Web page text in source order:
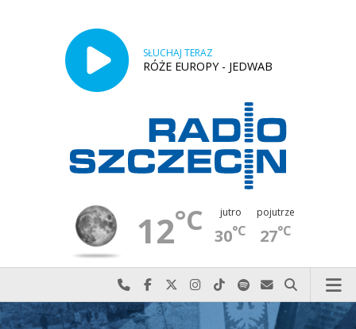
SŁUCHAJ TERAZ
RÓŻE EUROPY - JEDWAB
12°C jutro
30°C
pojutrze
27°C
Najlepiej po prostu do nas zadzwoń
Odwiedź nas na Facebook-u
Odwiedź nas na X
Odwiedź nas na Instagram-ie
Odwiedź nas na TikTok-u
Szukaj nas na Spotify
Wyślij do nas
Szukaj